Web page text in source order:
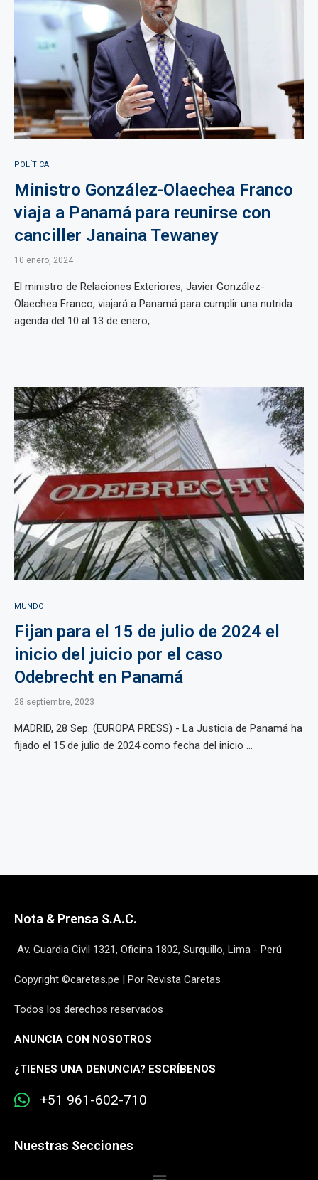
POLÍTICA
Ministro González-Olaechea Franco
viaja a Panamá para reunirse con
canciller Janaina Tewaney
10 enero, 2024
El ministro de Relaciones Exteriores, Javier González-
Olaechea Franco, viajará a Panamá para cumplir una nutrida
agenda del 10 al 13 de enero, ...
MUNDO
Fijan para el 15 de julio de 2024 el
inicio del juicio por el caso
Odebrecht en Panamá
28 septiembre, 2023
MADRID, 28 Sep. (EUROPA PRESS) - La Justicia de Panamá ha
fijado el 15 de julio de 2024 como fecha del inicio ...
Nota & Prensa S.A.C.
Av. Guardia Civil 1321, Oficina 1802, Surquillo, Lima - Perú
Copyright ©caretas.pe | Por Revista Caretas
Todos los derechos reservados
ANUNCIA CON NOSOTROS
¿TIENES UNA DENUNCIA? ESCRÍBENOS
+51 961-602-710
Nuestras Secciones